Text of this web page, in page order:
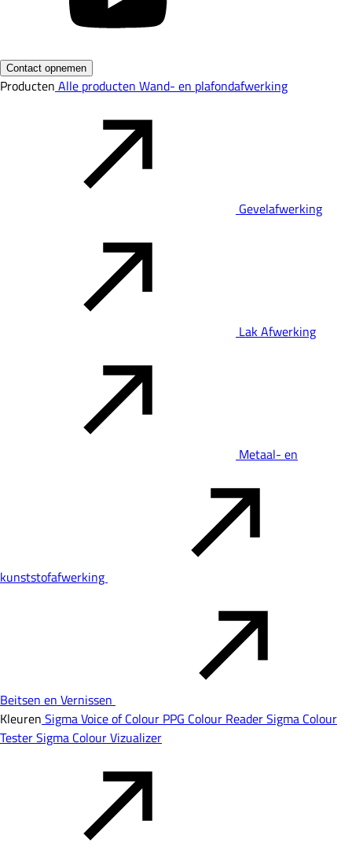
Contact opnemen
Producten Alle producten Wand- en plafondafwerking
Gevelafwerking
Lak Afwerking
Metaal- en
kunststofafwerking
Beitsen en Vernissen
Kleuren Sigma Voice of Colour PPG Colour ReaderSigma Colour
TesterSigma Colour Vizualizer